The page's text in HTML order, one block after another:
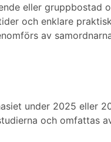
eller gruppbostad
och enklare
av
under 2025 eller
och omfattas